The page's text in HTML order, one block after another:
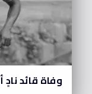
وفاة قائد